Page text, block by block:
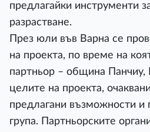
предлагайки инструменти
разрастване.
През юли във Варна се
на проекта, по време на
партньор – община Панчиу,
целите на проекта,
предлагани възможности и
група. Партньорските